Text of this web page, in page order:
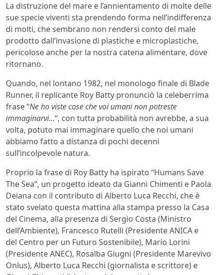
La distruzione del mare e l’annientamento di molte delle
sue specie viventi sta prendendo forma nell’indifferenza
di molti, che sembrano non rendersi conto del male
prodotto dall’invasione di plastiche e microplastiche,
pericolose anche per la nostra catena alimentare, dove
ritornano.
Quando, nel lontano 1982, nel monologo finale di Blade
Runner, il replicante Roy Batty pronunciò la celeberrima
frase “Ne ho viste cose che voi umani non potreste
immaginarvi…“, con tutta probabilità non avrebbe, a sua
volta, potuto mai immaginare quello che noi umani
abbiamo fatto a distanza di pochi decenni
sull’incolpevole natura.
Proprio la frase di Roy Batty ha ispirato “Humans Save
The Sea”, un progetto ideato da Gianni Chimenti e Paola
Deiana con il contributo di Alberto Luca Recchi, che è
stato svelato questa mattina alla stampa presso la Casa
del Cinema, alla presenza di Sergio Costa (Ministro
dell’Ambiente), Francesco Rutelli (Presidente ANICA e
del Centro per un Futuro Sostenibile), Mario Lorini
(Presidente ANEC), Rosalba Giugni (Presidente Marevivo
Onlus), Alberto Luca Recchi (giornalista e scrittore) e